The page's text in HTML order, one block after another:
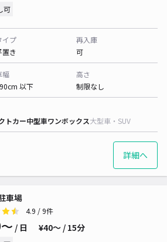
可
イプ
置き
再入庫
可
幅
以下
高さ
制限なし
トカー中型車ワンボックス大型車・SUV
詳細へ
車場
4.9 / 9件
/ 日 ¥40〜 / 15分